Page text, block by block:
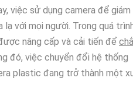
việc sử dụng camera để giám
lạ với mọi người. Trong quá
nâng cấp và cải tiến để
đó, việc chuyển đổi hệ thống
plastic đang trở thành một